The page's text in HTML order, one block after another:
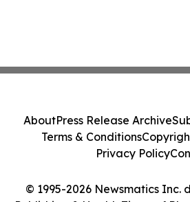
© 1995-2026 Newsmatics Inc.
AboutPress Release Archive
Terms & Conditions
Privacy Policy